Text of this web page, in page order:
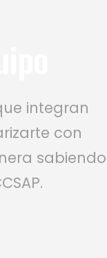
integran
con
sabiendo